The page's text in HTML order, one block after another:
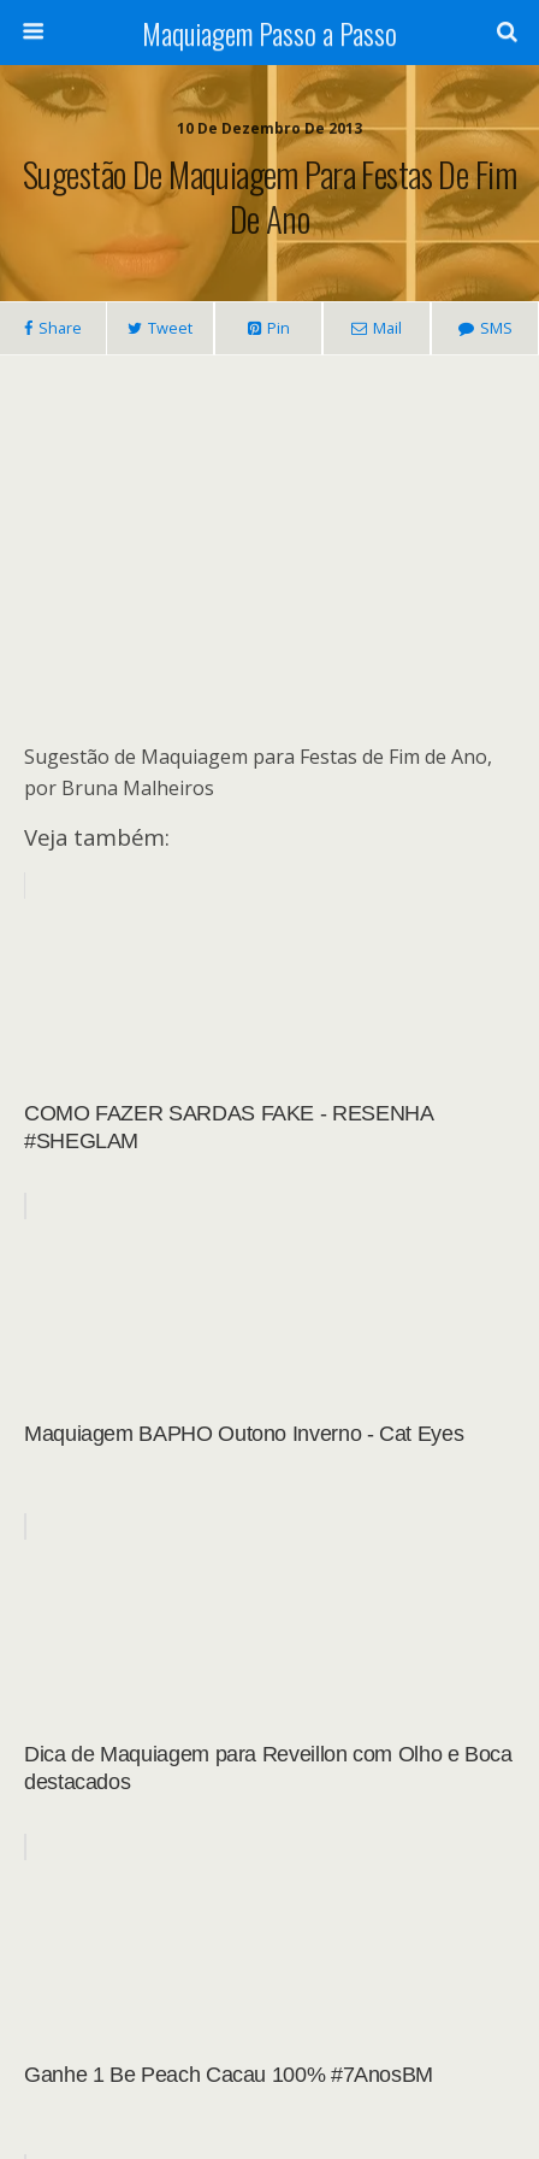
Maquiagem Passo a Passo
10 De Dezembro De 2013
Sugestão De Maquiagem Para Festas De Fim
De Ano
Share Tweet Pin Mail SMS
Sugestão de Maquiagem para Festas de Fim de Ano,
por Bruna Malheiros
Veja também:
COMO FAZER SARDAS FAKE - RESENHA
#SHEGLAM
Maquiagem BAPHO Outono Inverno - Cat Eyes
Dica de Maquiagem para Reveillon com Olho e Boca
destacados
Ganhe 1 Be Peach Cacau 100% #7AnosBM